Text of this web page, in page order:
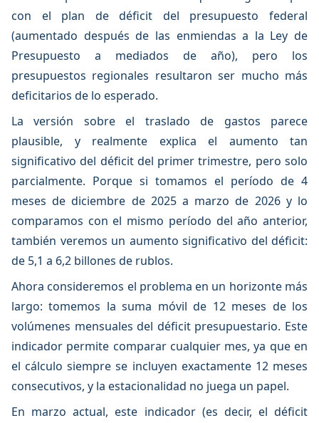
con el plan de déficit del presupuesto federal
(aumentado después de las enmiendas a la Ley de
Presupuesto a mediados de año), pero los
presupuestos regionales resultaron ser mucho más
deficitarios de lo esperado.
La versión sobre el traslado de gastos parece
plausible, y realmente explica el aumento tan
significativo del déficit del primer trimestre, pero solo
parcialmente. Porque si tomamos el período de 4
meses de diciembre de 2025 a marzo de 2026 y lo
comparamos con el mismo período del año anterior,
también veremos un aumento significativo del déficit:
de 5,1 a 6,2 billones de rublos.
Ahora consideremos el problema en un horizonte más
largo: tomemos la suma móvil de 12 meses de los
volúmenes mensuales del déficit presupuestario. Este
indicador permite comparar cualquier mes, ya que en
el cálculo siempre se incluyen exactamente 12 meses
consecutivos, y la estacionalidad no juega un papel.
En marzo actual, este indicador (es decir, el déficit